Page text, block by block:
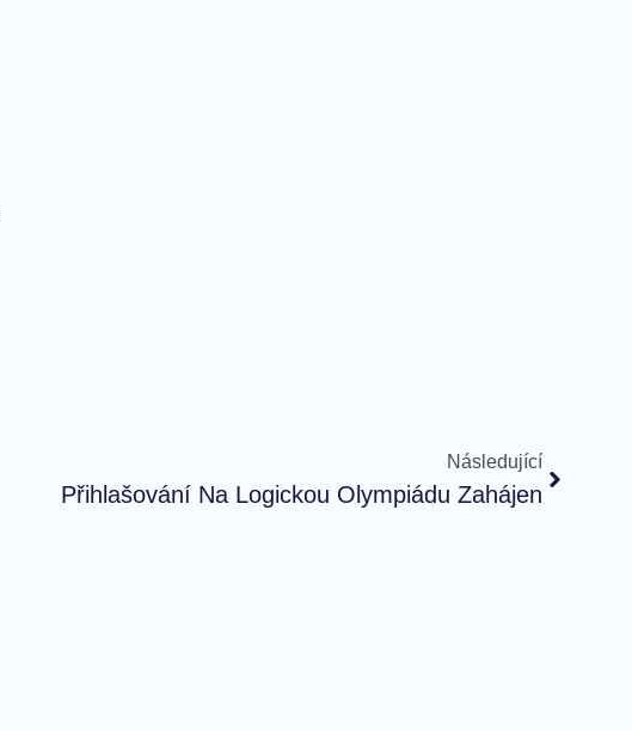
Následující
Přihlašování Na Logickou Olympiádu Zahájen